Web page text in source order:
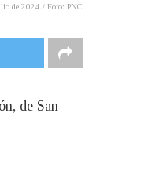
de 2024./ Foto: PNC
de San